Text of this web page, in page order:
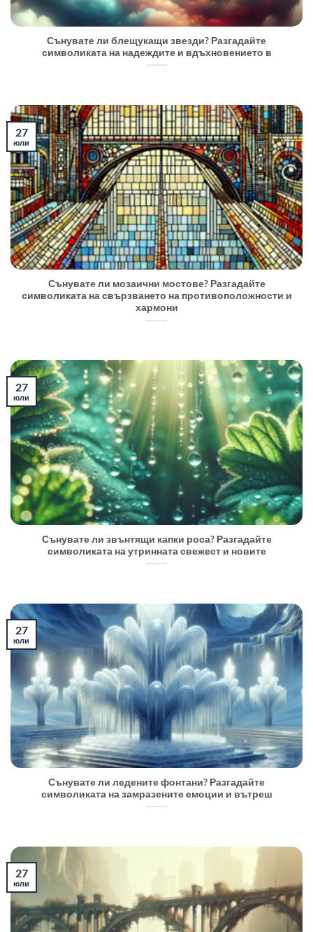
Сънувате ли блещукащи звезди? Разгадайте
символиката на надеждите и вдъхновението в
Сънувате ли мозаични мостове? Разгадайте
символиката на свързването на противоположности и
хармони
27
юли
Сънувате ли звънтящи капки роса? Разгадайте
символиката на утринната свежест и новите
27
юли
Сънувате ли ледените фонтани? Разгадайте
символиката на замразените емоции и вътреш
27
юли
27
юли